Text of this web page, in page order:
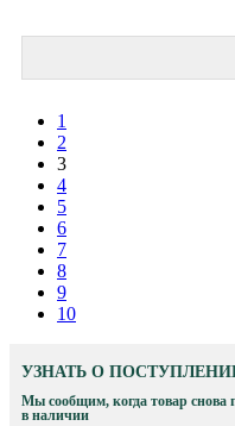
1
2
3
4
5
6
7
8
9
10
УЗНАТЬ О
Мы сообщим, когда товар снова
в наличии